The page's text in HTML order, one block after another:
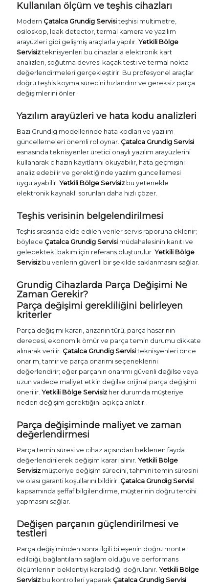
Kullanılan ölçüm ve teşhis cihazları
Modern Çatalca Grundig Servisiteşhisi multimetre,
osiloskop, leak detector, termal kamera ve yazılım
arayüzleri gibi gelişmiş araçlarla yapılır. Yetkili Bölge
Servisizteknisyenleri bu cihazlarla elektronik kart
analizleri, soğutma devresi kaçak testi ve termal nokta
değerlendirmeleri gerçekleştirir. Bu profesyonel araçlar
doğru teşhis koyma sürecini hızlandırır ve gereksiz parça
değişimlerini önler.
Yazılım arayüzleri ve hata kodu analizleri
Bazı Grundig modellerinde hata kodları ve yazılım
güncellemeleri önemli rol oynar. Çatalca Grundig Servisi
esnasında teknisyenler üretici onaylı yazılım arayüzlerini
kullanarak cihazın kayıtlarını okuyabilir, hata geçmişini
analiz edebilir ve gerektiğinde yazılım güncellemesi
uygulayabilir. Yetkili Bölge Servisizbu yetenekle
elektronik kaynaklı sorunları daha hızlı çözer.
Teşhis verisinin belgelendirilmesi
Teşhis sırasında elde edilen veriler servis raporuna eklenir;
böylece Çatalca Grundig Servisimüdahalesinin kanıtı ve
gelecekteki bakım için referans oluşturulur. Yetkili Bölge
Servisizbu verilerin güvenli bir şekilde saklanmasını sağlar.
Grundig Cihazlarda Parça Değişimi Ne
Zaman Gerekir?
Parça değişimi gerekliliğini belirleyen
kriterler
Parça değişimi kararı, arızanın türü, parça hasarının
derecesi, ekonomik ömür ve parça temin durumu dikkate
alınarak verilir. Çatalca Grundig Servisiteknisyenleri önce
onarım, tamir ve parça onarımı seçeneklerini
değerlendirir; eğer parçanın onarımı güvenli değilse veya
uzun vadede maliyet etkin değilse orijinal parça değişimi
önerilir. Yetkili Bölge Servisizher durumda müşteriye
neden değişim gerektiğini açıkça anlatır.
Parça değişiminde maliyet ve zaman
değerlendirmesi
Parça temin süresi ve cihaz açısından beklenen fayda
değerlendirilerek değişim kararı alınır. Yetkili Bölge
Servisizmüşteriye değişim sürecini, tahmini temin süresini
ve olası garanti koşullarını bildirir. Çatalca Grundig Servisi
kapsamında şeffaf bilgilendirme, müşterinin doğru tercihi
yapmasını sağlar.
Değişen parçanın güçlendirilmesi ve
testleri
Parça değişiminden sonra ilgili bileşenin doğru monte
edildiği, bağlantıların sağlam olduğu ve performans
ölçümlerinin beklentiyi karşıladığı doğrulanır. Yetkili Bölge
Servisizbu kontrolleri yaparak Çatalca Grundig Servisi